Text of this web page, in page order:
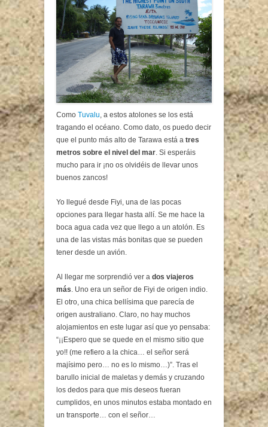
Como Tuvalu , a estos atolones se los está
tragando el océano. Como dato, os puedo decir
que el punto más alto de Tarawa está a tres
metros sobre el nivel del mar . Si esperáis
mucho para ir ¡no os olvidéis de llevar unos
buenos zancos!
Yo llegué desde Fiyi, una de las pocas
opciones para llegar hasta allí. Se me hace la
boca agua cada vez que llego a un atolón. Es
una de las vistas más bonitas que se pueden
tener desde un avión.
Al llegar me sorprendió ver a dos viajeros
más . Uno era un señor de Fiyi de origen indio.
El otro, una chica bellísima que parecía de
origen australiano. Claro, no hay muchos
alojamientos en este lugar así que yo pensaba:
“¡¡Espero que se quede en el mismo sitio que
yo!! (me refiero a la chica… el señor será
majísimo pero… no es lo mismo…)”. Tras el
barullo inicial de maletas y demás y cruzando
los dedos para que mis deseos fueran
cumplidos, en unos minutos estaba montado en
un transporte… con el señor…